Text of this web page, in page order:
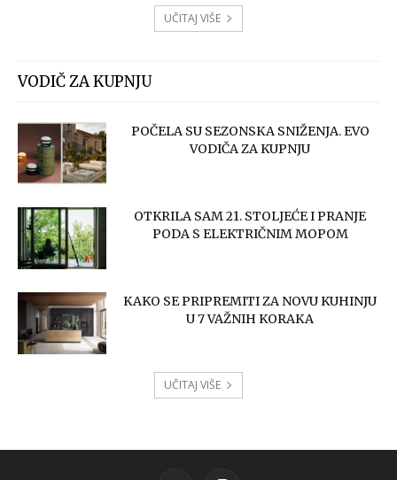
UČITAJ VIŠE
VODIČ ZA KUPNJU
POČELA SU SEZONSKA SNIŽENJA. EVO
VODIČA ZA KUPNJU
OTKRILA SAM 21. STOLJEĆE I PRANJE
PODA S ELEKTRIČNIM MOPOM
KAKO SE PRIPREMITI ZA NOVU KUHINJU
U 7 VAŽNIH KORAKA
UČITAJ VIŠE